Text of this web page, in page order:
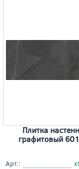
Плитка
графитовый
Арт.: